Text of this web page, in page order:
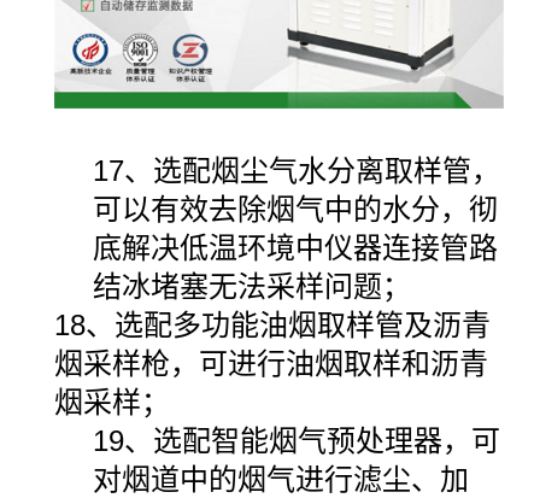
17、选配烟尘气水分离取样管，
可以有效去除烟气中的水分，彻
底解决低温环境中仪器连接管路
结冰堵塞无法采样问题；
18、选配多功能油烟取样管及沥青
烟采样枪，可进行油烟取样和沥青
烟采样；
19、选配智能烟气预处理器，可
对烟道中的烟气进行滤尘、加